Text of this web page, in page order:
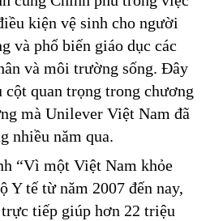
kiện vệ sinh cho người
và phổ biến giáo dục các
và môi trường sống. Đây
quan trọng trong chương
mà Unilever Việt Nam đã
nhiều năm qua.
“Vì một Việt Nam khỏe
Y tế từ năm 2007 đến nay,
tiếp giúp hơn 22 triệu